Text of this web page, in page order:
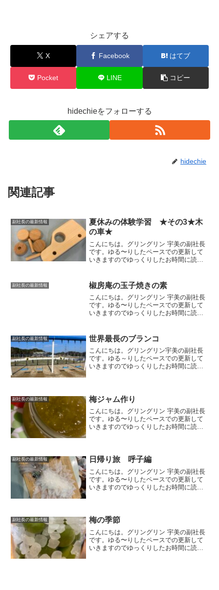
シェアする
X Facebook はてブ
Pocket LINE コピー
hidechieをフォローする
hidechie
関連記事
副社長の最新情報
夏休みの体験学習 ★その3★木
の車★
こんにちは。グリングリン 宇美の副社長
です。ゆる〜りしたペースでの更新して
いきますのでゆっくりしたお時間に読ん
木のくるまトリアス久山さんで開催され
ていた「木のくるまづ...
副社長の最新情報 椒房庵の玉子焼きの素
こんにちは。グリングリン 宇美の副社長
です。ゆる〜りしたペースでの更新して
いきますのでゆっくりしたお時間に読ん
気になる商品を発見しました！「玉子焼
きの素」卵2個を溶きほ...
副社長の最新情報 世界最長のブランコ
こんにちは。グリングリン宇美の副社長
です。ゆる～りしたペースでの更新して
いきますのでゆっくりしたお時間に読ん
した。ギネス世界記録™に...
副社長の最新情報 梅ジャム作り
こんにちは。グリングリン 宇美の副社長
です。ゆる〜りしたペースでの更新して
いきますのでゆっくりしたお時間に読ん
プを使って梅ジャムを作...
副社長の最新情報 日帰り旅 呼子編
こんにちは。グリングリン 宇美の副社長
です。ゆる〜りしたペースでの更新して
いきますのでゆっくりしたお時間に読ん
り、呼子の満喫旅ができた...
副社長の最新情報 梅の季節
こんにちは。グリングリン 宇美の副社長
です。ゆる〜りしたペースでの更新して
いきますのでゆっくりしたお時間に読ん